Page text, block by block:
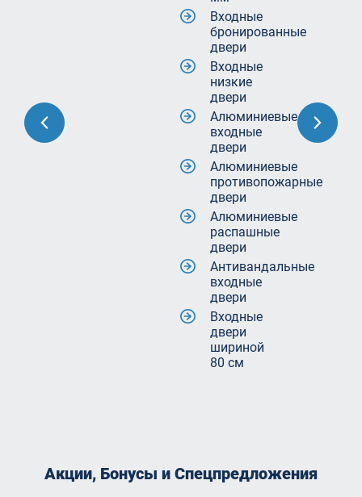
Входные
бронированные
Входные
низкие
Алюминиевые
входные
Алюминиевые
противопожарные
Алюминиевые
распашные
Антивандальные
входные
Входные
шириной
Акции, Бонусы и Спецпредложения